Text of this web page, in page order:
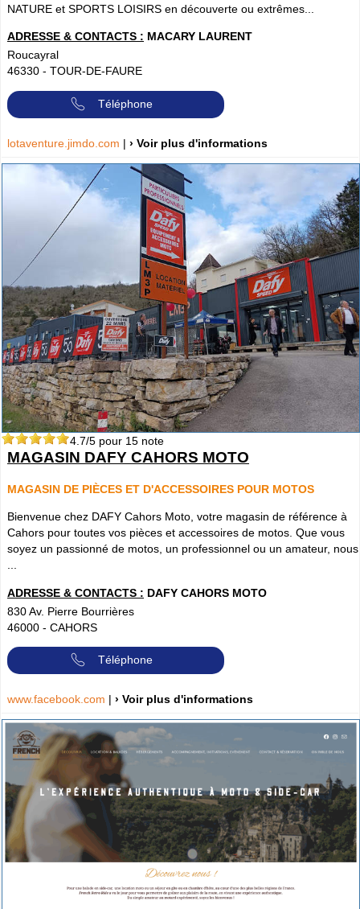
NATURE et SPORTS LOISIRS en découverte ou extrêmes...
ADRESSE & CONTACTS : MACARY LAURENT
Roucayral
46330 - TOUR-DE-FAURE
Téléphone
lotaventure.jimdo.com | › Voir plus d'informations
4.7/5 pour 15 note
MAGASIN DAFY CAHORS MOTO
MAGASIN DE PIÈCES ET D'ACCESSOIRES POUR MOTOS
Bienvenue chez DAFY Cahors Moto, votre magasin de référence à
Cahors pour toutes vos pièces et accessoires de motos. Que vous
soyez un passionné de motos, un professionnel ou un amateur, nous
...
ADRESSE & CONTACTS : DAFY CAHORS MOTO
830 Av. Pierre Bourrières
46000 - CAHORS
Téléphone
www.facebook.com | › Voir plus d'informations